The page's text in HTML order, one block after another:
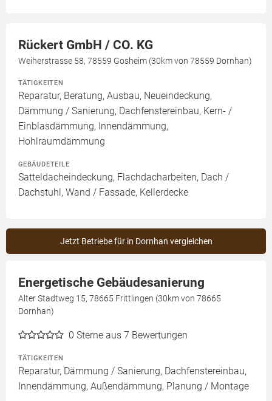
Rückert GmbH / CO. KG
Weiherstrasse 58, 78559 Gosheim (30km von 78559 Dornhan)
TÄTIGKEITEN
Reparatur, Beratung, Ausbau, Neueindeckung,
Dämmung / Sanierung, Dachfenstereinbau, Kern- /
Einblasdämmung, Innendämmung,
Hohlraumdämmung
GEBÄUDETEILE
Satteldacheindeckung, Flachdacharbeiten, Dach /
Dachstuhl, Wand / Fassade, Kellerdecke
Jetzt Betriebe für in Dornhan vergleichen
Energetische Gebäudesanierung
Alter Stadtweg 15, 78665 Frittlingen (30km von 78665
Dornhan)
0 Sterne aus 7 Bewertungen
TÄTIGKEITEN
Reparatur, Dämmung / Sanierung, Dachfenstereinbau,
Innendämmung, Außendämmung, Planung / Montage